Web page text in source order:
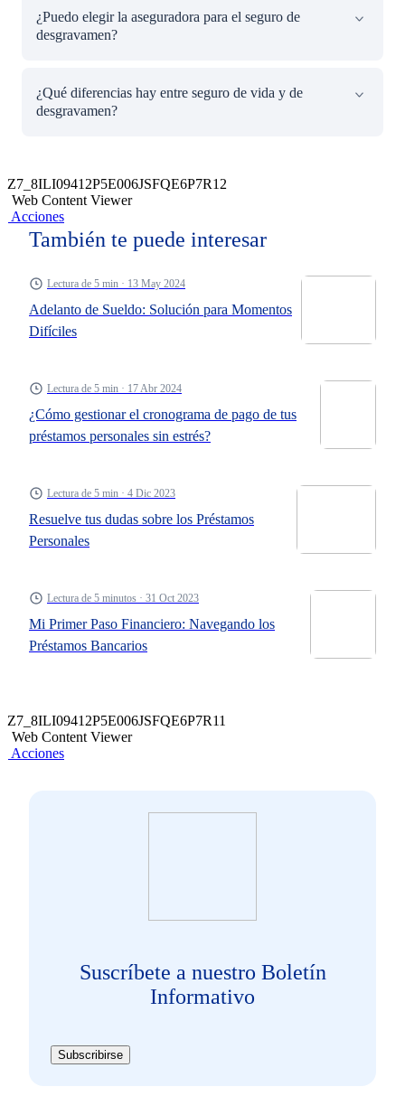
aseguradoras devuelven el excedente.
¿Puedo elegir la aseguradora para el seguro de
desgravamen?
financiera lo permite.
¿Qué diferencias hay entre seguro de vida y de
desgravamen?
desgravamen paga la deuda directamente.
Z7_8ILI09412P5E006JSFQE6P7R12
Web Content Viewer
Acciones
También te puede interesar
Adelanto de Sueldo: Solución para Momentos
Difíciles
Lectura de 5 min · 13 May 2024
¿Cómo gestionar el cronograma de pago de tus
préstamos personales sin estrés?
Lectura de 5 min · 17 Abr 2024
Resuelve tus dudas sobre los Préstamos
Personales
Lectura de 5 min · 4 Dic 2023
Mi Primer Paso Financiero: Navegando los
Préstamos Bancarios
Lectura de 5 minutos · 31 Oct 2023
Z7_8ILI09412P5E006JSFQE6P7R11
Web Content Viewer
Acciones
Suscríbete a nuestro Boletín
Informativo
Subscribirse